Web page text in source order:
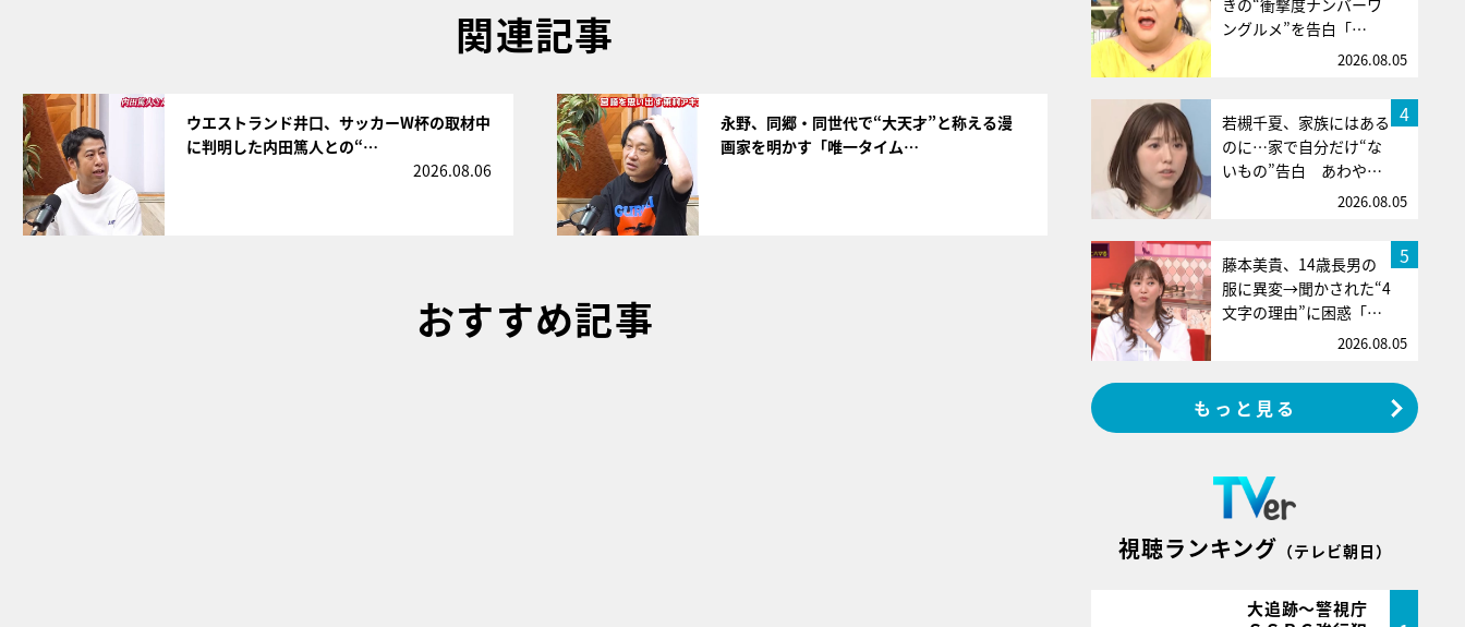
関連記事
ウエストランド井口、サッカーW杯の取材中
に判明した内田篤人との“…
2026.08.06
永野、同郷・同世代で“大天才”と称える漫
画家を明かす「唯一タイム…
おすすめ記事
きの“衝撃度ナンバーワ
ングルメ”を告白「…
2026.08.05
4
若槻千夏、家族にはある
のに…家で自分だけ“な
いもの”告白 あわや…
2026.08.05
5
藤本美貴、14歳長男の
服に異変→聞かされた“4
文字の理由”に困惑「…
2026.08.05
もっと見る
視聴ランキング （テレビ朝日）
大追跡～警視庁